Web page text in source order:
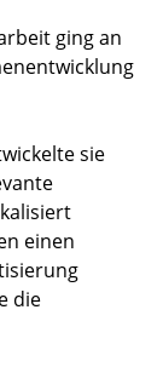
ging an
sie
einen
die